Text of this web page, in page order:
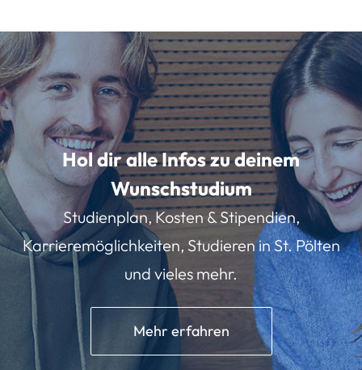
Hol dir alle Infos zu deinem
Wunschstudium
Studienplan, Kosten & Stipendien,
Karrieremöglichkeiten, Studieren in St. Pölten
und vieles mehr.
Mehr erfahren